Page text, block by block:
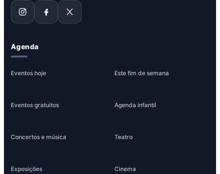
Agenda
Eventos hoje Este fim de semana
Eventos gratuitos Agenda infantil
Concertos e música Teatro
Exposições Cinema